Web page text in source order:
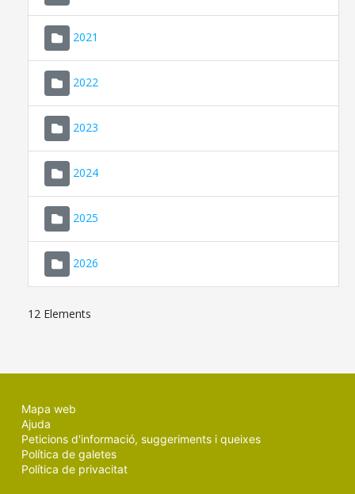
2021
2022
2023
2024
2025
2026
12 Elements
Mapa web
Ajuda
Peticions d'informació, suggeriments i queixes
Política de galetes
Política de privacitat